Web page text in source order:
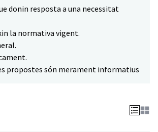
donin resposta a una necessitat
la normativa vigent.
propostes són merament informatius